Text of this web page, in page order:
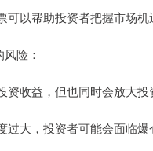
以帮助投资者把握市场机
险：
收益，但也同时会放大投
大，投资者可能会面临爆